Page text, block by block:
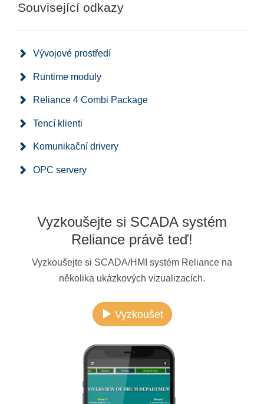
Související odkazy
Vývojové prostředí
Runtime moduly
Reliance 4 Combi Package
Tencí klienti
Komunikační drivery
OPC servery
Vyzkoušejte si SCADA systém
Reliance právě teď!
Vyzkoušejte si SCADA/HMI systém Reliance na
několika ukázkových vizualizacích.
Vyzkoušet